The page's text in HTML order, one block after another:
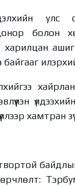
улс
болон
харилцан
хамтран